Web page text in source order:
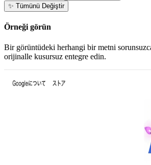
✨ Tümünü Değiştir
Örneği görün
Bir görüntüdeki herhangi bir metni
orijinalle kusursuz entegre edin.